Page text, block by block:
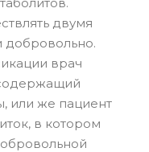
двумя
добровольно.
врач
или же пациент
в котором